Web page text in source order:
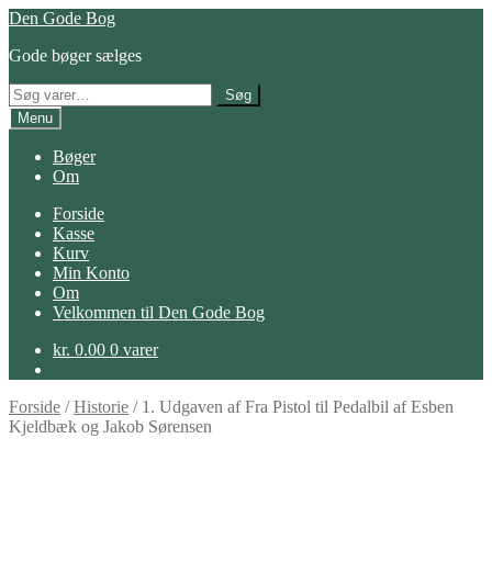
Spring
navigation
Spring
indhold
Den Gode Bog
Gode bøger sælges
Søg
efter:
Søg
Menu
Bøger
Om
Forside
Kasse
Kurv
Min Konto
Om
Velkommen til Den Gode Bog
kr. 0.00 0 varer
Forside /Historie / 1. Udgaven af Fra Pistol til Pedalbil af Esben
Kjeldbæk og Jakob Sørensen